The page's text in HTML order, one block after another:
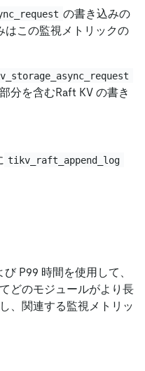
の書き込みの
はこの監視メトリックの
分を含むRaft KV の書き
tikv_raft_append_log
P99 時間を使用して、
どのモジュールがより長
、関連する監視メトリッ